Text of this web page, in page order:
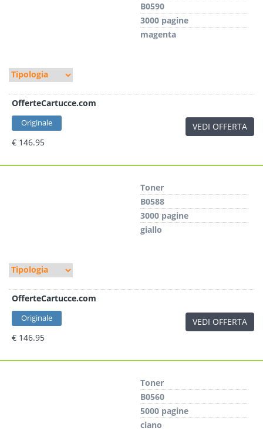
B0590
3000 pagine
magenta
OfferteCartucce.com
Originale
€ 146.95
VEDI OFFERTA
Toner
B0588
3000 pagine
giallo
OfferteCartucce.com
Originale
€ 146.95
VEDI OFFERTA
Toner
B0560
5000 pagine
ciano